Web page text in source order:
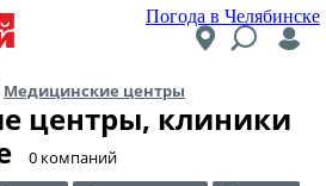
Погода в Челябинске
Медицинские центры
центры, клиники
​0 компаний